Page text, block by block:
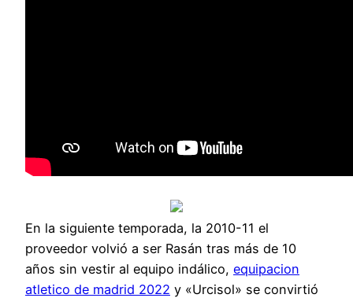
En la siguiente temporada, la 2010-11 el
proveedor volvió a ser Rasán tras más de 10
años sin vestir al equipo indálico, equipacion
atletico de madrid 2022 y «Urcisol» se convirtió